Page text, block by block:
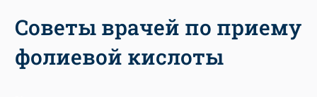
Советы врачей по приему
фолиевой кислоты